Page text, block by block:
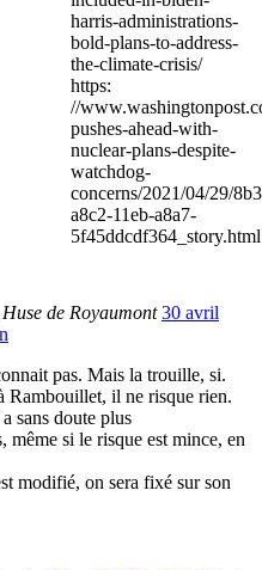
harris-administrations-
bold-plans-to-address-
the-climate-crisis/
https:
//
pushes-ahead-with-
nuclear-plans-despite-
watchdog-
concerns/2021/04/29/
a8c2-11eb-a8a7-
5f45ddcdf364_story.html
de Royaumont 30 avril
pas. Mais la trouille, si.
Rambouillet, il ne risque rien.
sans doute plus
même si le risque est mince, en
modifié, on sera fixé sur son